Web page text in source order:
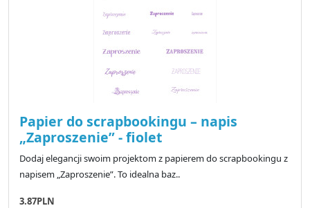
Papier do scrapbookingu – napis
„Zaproszenie” - fiolet
Dodaj elegancji swoim projektom z papierem do scrapbookingu z
napisem „Zaproszenie”. To idealna baz..
3.87PLN